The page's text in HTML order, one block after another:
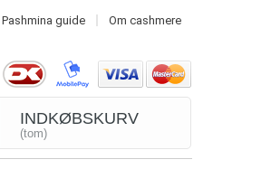
Pashmina guide Om cashmere
INDKØBSKURV
(tom)